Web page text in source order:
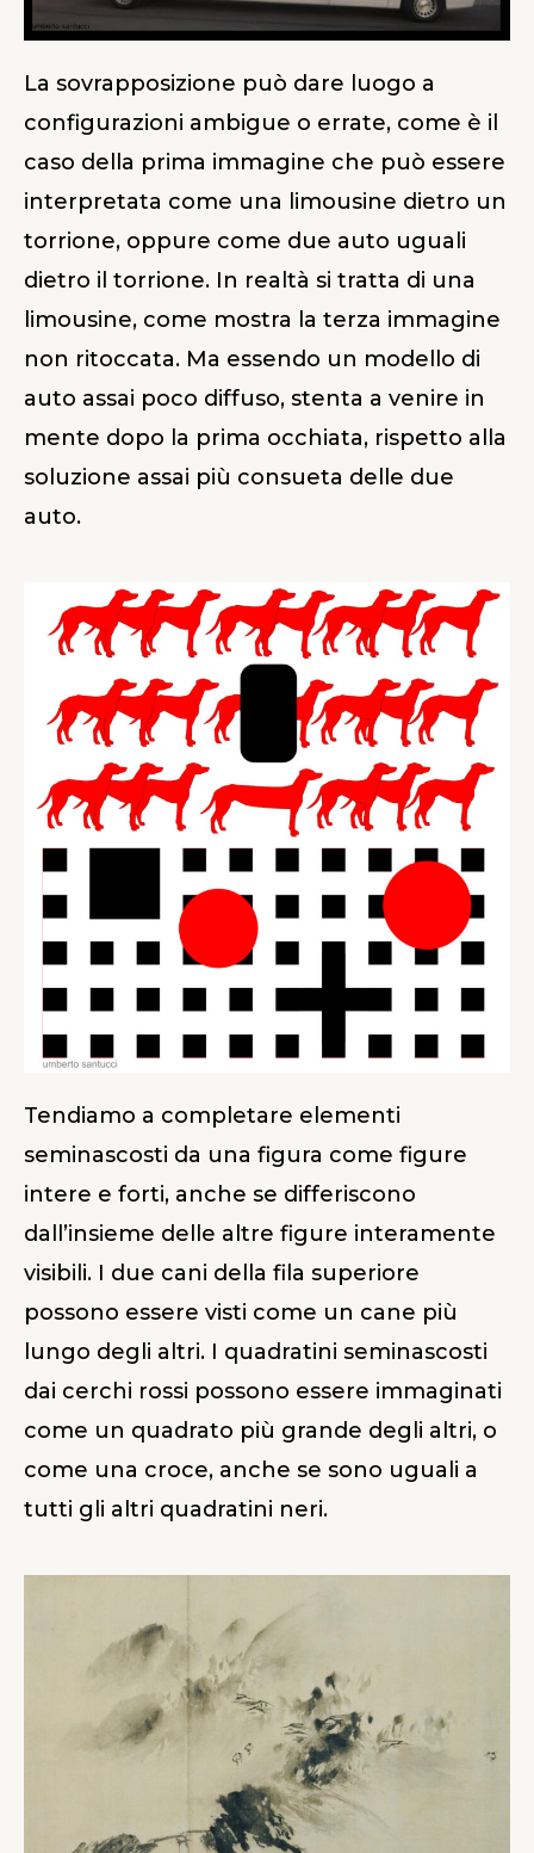
La sovrapposizione può dare luogo a
configurazioni ambigue o errate, come è il
caso della prima immagine che può essere
interpretata come una limousine dietro un
torrione, oppure come due auto uguali
dietro il torrione. In realtà si tratta di una
limousine, come mostra la terza immagine
non ritoccata. Ma essendo un modello di
auto assai poco diffuso, stenta a venire in
mente dopo la prima occhiata, rispetto alla
soluzione assai più consueta delle due
auto.
Tendiamo a completare elementi
seminascosti da una figura come figure
intere e forti, anche se differiscono
dall’insieme delle altre figure interamente
visibili. I due cani della fila superiore
possono essere visti come un cane più
lungo degli altri. I quadratini seminascosti
dai cerchi rossi possono essere immaginati
come un quadrato più grande degli altri, o
come una croce, anche se sono uguali a
tutti gli altri quadratini neri.